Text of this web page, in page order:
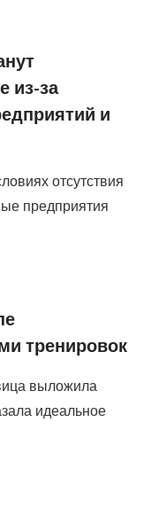
из-за
и
отсутствия
предприятия
тренировок
выложила
идеальное